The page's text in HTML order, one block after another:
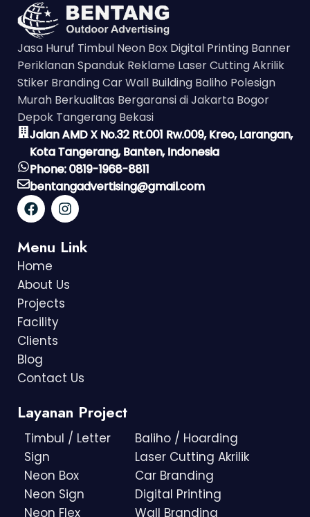
Jasa Huruf Timbul Neon Box Digital Printing Banner
Periklanan Spanduk Reklame Laser Cutting Akrilik
Stiker Branding Car Wall Building Baliho Polesign
Murah Berkualitas Bergaransi di Jakarta Bogor
Depok Tangerang Bekasi
Jalan AMD X No.32 Rt.001 Rw.009, Kreo, Larangan,
Kota Tangerang, Banten, Indonesia
Phone: 0819-1968-8811
bentangadvertising@gmail.com
Menu Link
Home
About Us
Projects
Facility
Clients
Blog
Contact Us
Layanan Project
Timbul / Letter
Sign
Neon Box
Neon Sign
Neon Flex
Baliho / Hoarding
Laser Cutting Akrilik
Car Branding
Digital Printing
Wall Branding